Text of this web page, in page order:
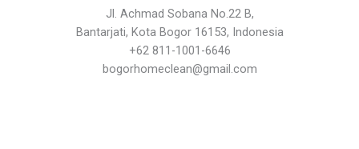
Jl. Achmad Sobana No.22 B,
Bantarjati, Kota Bogor 16153, Indonesia
+62 811-1001-6646
bogorhomeclean@gmail.com